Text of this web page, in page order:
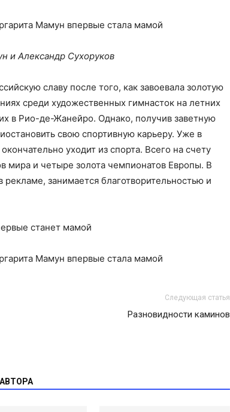
и Александр Сухоруков
славу после того, как завоевала золотую
среди художественных гимнасток на летних
в Рио-де-Жанейро. Однако, получив заветную
свою спортивную карьеру. Уже в
уходит из спорта. Всего на счету
мира и четыре золота чемпионатов Европы. В
занимается благотворительностью и
станет мамой
Следующая статья
Разновидности каминов